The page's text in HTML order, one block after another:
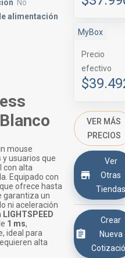
No
alimentación
MyBox
Precio
efectivo
VER MÁS
PRECIOS
Ver
Otras
Crear
Nueva
mouse
usuarios que
con alta
Equipado con
que ofrece hasta
garantiza un
ni aceleración
LIGHTSPEED
1 ms,
ideal para
alta